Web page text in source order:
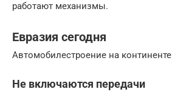
работают механизмы.
Евразия сегодня
Автомобилестроение на континенте
Не включаются передачи